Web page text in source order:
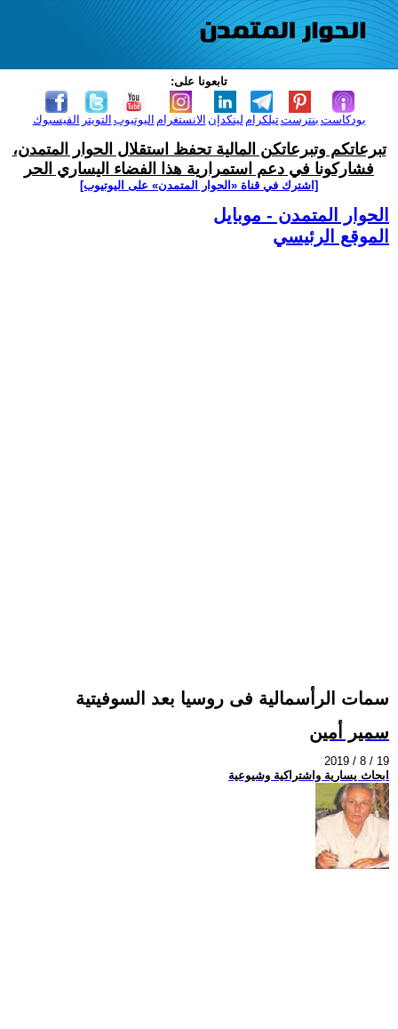
تابعونا على:
الفيسبوك التويتر اليوتيوب الانستغرام لينكدإن تيلكرامبنترست بودكاست
تبرعاتكم وتبرعاتكن المالية تحفظ استقلال الحوار المتمدن،
فشاركونا في دعم استمرارية هذا الفضاء اليساري الحر
[اشترك في قناة ‫«الحوار المتمدن» على اليوتيوب]
الحوار المتمدن - موبايل
الموقع الرئيسي
سمات الرأسمالية فى روسيا بعد السوفيتية
سمير أمين
2019 / 8 / 19
ابحاث يسارية واشتراكية وشيوعية